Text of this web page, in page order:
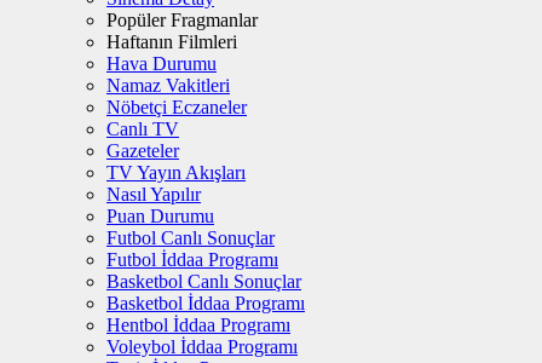
Popüler Fragmanlar
Haftanın Filmleri
Hava Durumu
Namaz Vakitleri
Nöbetçi Eczaneler
Canlı TV
Gazeteler
TV Yayın Akışları
Nasıl Yapılır
Puan Durumu
Futbol Canlı Sonuçlar
Futbol İddaa Programı
Basketbol Canlı Sonuçlar
Basketbol İddaa Programı
Hentbol İddaa Programı
Voleybol İddaa Programı